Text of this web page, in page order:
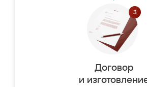
Договор
и